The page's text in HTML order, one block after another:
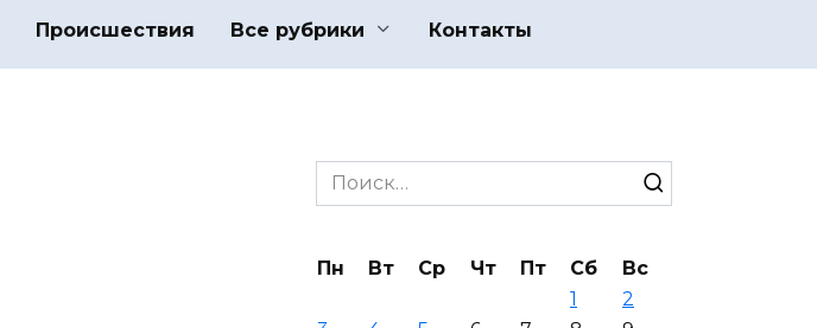
Происшествия Все рубрики Контакты
Search
for:
Пн Вт Ср Чт Пт Сб
Вс
1
2